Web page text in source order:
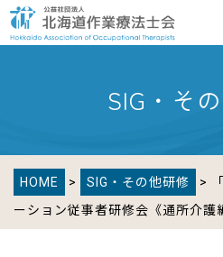
SIG・そ
HOME > SIG・その他研修
>
ーション従事者研修会《通所介護